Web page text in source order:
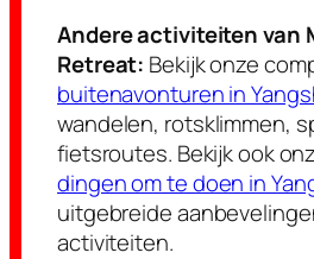
Andere activiteiten van
Retreat: Bekijk onze
buitenavonturen in
wandelen, rotsklimmen,
fietsroutes. Bekijk ook
dingen om te doen in
uitgebreide
activiteiten.